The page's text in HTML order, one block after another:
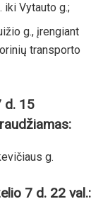
iki Vytauto g.;
g., įrengiant
transporto
d. 15
g.
7 d. 22 val.: